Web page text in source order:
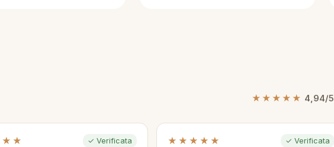
★★★★★ 4,94/5
✓ Verificata ★★★★★ ✓ Verificata